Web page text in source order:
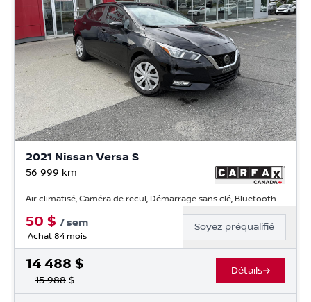
2021 Nissan Versa S
56 999 km
Air climatisé, Caméra de recul, Démarrage sans clé, Bluetooth
50 $ /sem
Achat 84 mois
Soyez préqualifié
14 488 $
15 988 $
Détails